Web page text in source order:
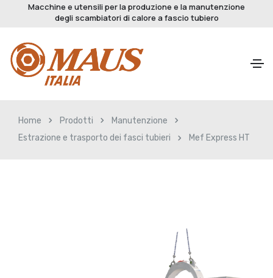
Macchine e utensili per la produzione e la manutenzione
degli scambiatori di calore a fascio tubiero
Home Prodotti
Manutenzione
Estrazione e trasporto dei fasci tubieri
Mef Express HT